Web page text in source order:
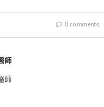
0 comments
師
師